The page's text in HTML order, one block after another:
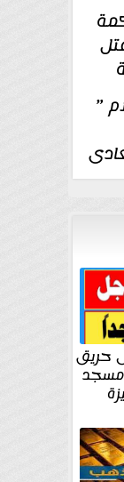
”
حريق